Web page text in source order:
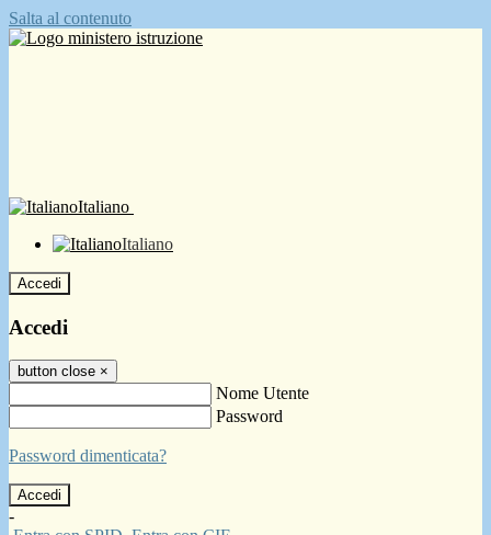
Salta al contenuto
Italiano
Italiano
Accedi
Accedi
button close ×
Nome Utente
Password
Password dimenticata?
-